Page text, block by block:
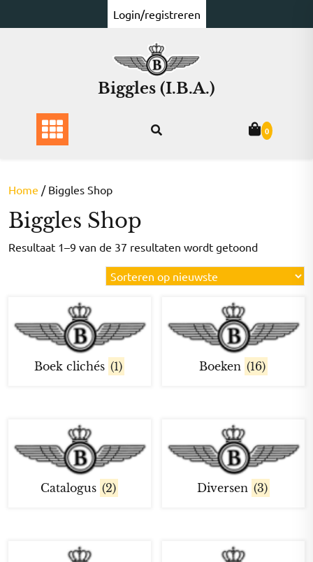
naar
Login/registreren
Biggles (I.B.A.)
0
Home / Biggles Shop
Biggles Shop
Resultaat 1–9 van de 37 resultaten wordt getoondGesorteerd
op
nieuwste
Boek clichés (1) Boeken (16)
Catalogus (2) Diversen (3)